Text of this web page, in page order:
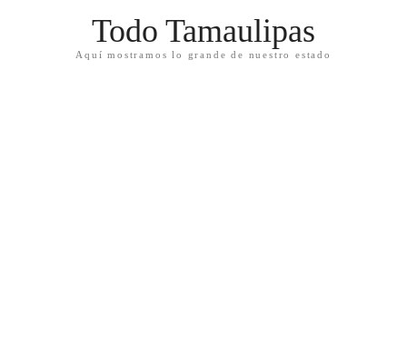
Todo Tamaulipas
Aquí mostramos lo grande de nuestro estado